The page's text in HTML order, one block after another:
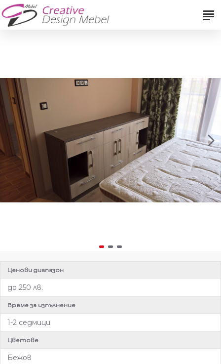
Ценови диапазон
до 250 лв.
Време за изпълнение
1-2 седмици
Цветове
Бежов